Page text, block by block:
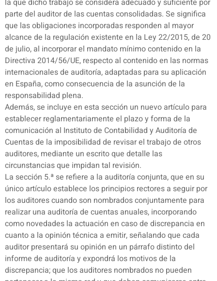
la que dicho trabajo se considera adecuado y suficiente por
parte del auditor de las cuentas consolidadas. Se significa
que las obligaciones incorporadas responden al mayor
alcance de la regulación existente en la Ley 22/2015, de 20
de julio, al incorporar el mandato mínimo contenido en la
Directiva 2014/56/UE, respecto al contenido en las normas
internacionales de auditoría, adaptadas para su aplicación
en España, como consecuencia de la asunción de la
responsabilidad plena.
Además, se incluye en esta sección un nuevo artículo para
establecer reglamentariamente el plazo y forma de la
comunicación al Instituto de Contabilidad y Auditoría de
Cuentas de la imposibilidad de revisar el trabajo de otros
auditores, mediante un escrito que detalle las
circunstancias que impidan tal revisión.
La sección 5.ª se refiere a la auditoría conjunta, que en su
único artículo establece los principios rectores a seguir por
los auditores cuando son nombrados conjuntamente para
realizar una auditoría de cuentas anuales, incorporando
como novedades la actuación en caso de discrepancia en
cuanto a la opinión técnica a emitir, señalando que cada
auditor presentará su opinión en un párrafo distinto del
informe de auditoría y expondrá los motivos de la
discrepancia; que los auditores nombrados no pueden